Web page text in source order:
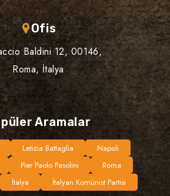
Ofis
Baldini 12, 00146,
Roma, İtalya
Aramalar
Letizia Battaglia
Napoli
Pier Paolo Pasolini
Roma
İtalya İtalyan Komünist Partisi